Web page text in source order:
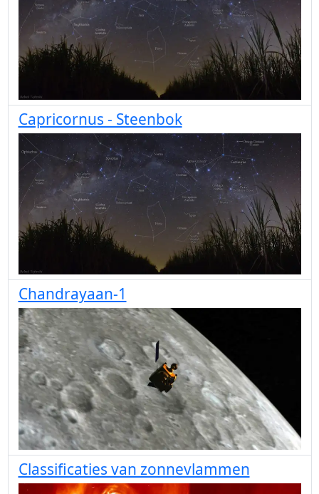
Capricornus - Steenbok
Chandrayaan-1
Classificaties van zonnevlammen